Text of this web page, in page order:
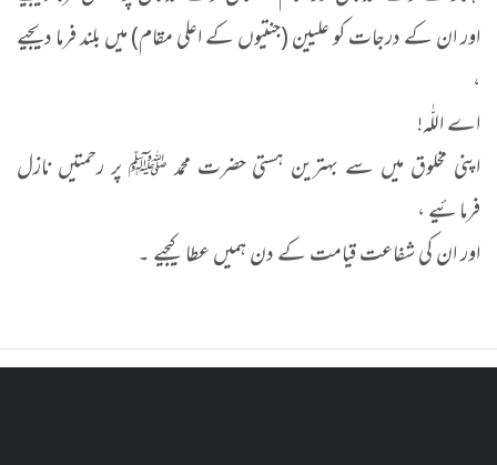
اور ان کے درجات کو علیین (جنتیوں کے اعلی مقام) میں بلند فرما دیجیے
،
اے اللّٰہ!
اپنی مخلوق میں سے بہترین ہستی حضرت محمد ﷺ پر رحمتیں نازل
فرمائیے ،
اور ان کی شفاعت قیامت کے دن ہمیں عطا کیجیے ۔